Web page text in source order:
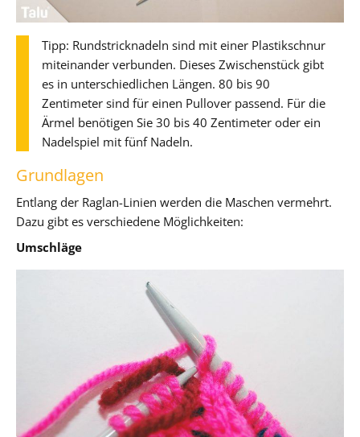
Tipp: Rundstricknadeln sind mit einer Plastikschnur
miteinander verbunden. Dieses Zwischenstück gibt
es in unterschiedlichen Längen. 80 bis 90
Zentimeter sind für einen Pullover passend. Für die
Ärmel benötigen Sie 30 bis 40 Zentimeter oder ein
Nadelspiel mit fünf Nadeln.
Grundlagen
Entlang der Raglan-Linien werden die Maschen vermehrt.
Dazu gibt es verschiedene Möglichkeiten:
Umschläge